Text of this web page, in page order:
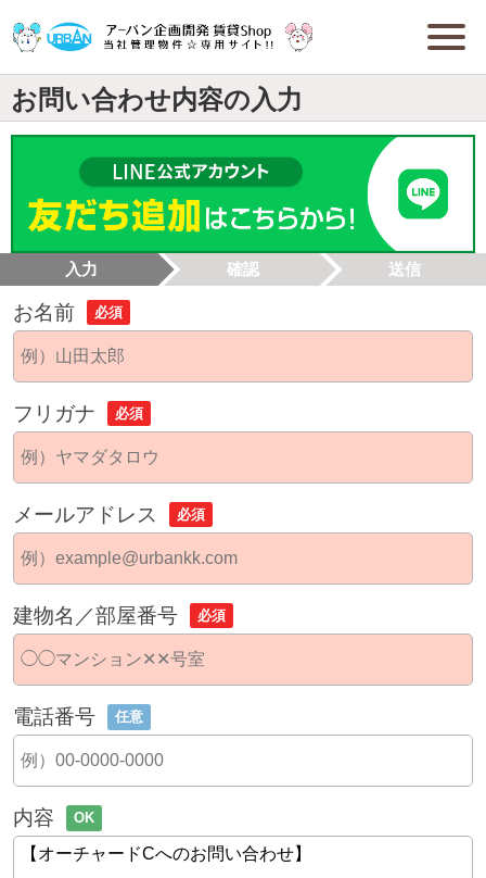
お問い合わせ内容の入力
入力 確認 送信
お名前 必須
フリガナ 必須
メールアドレス 必須
建物名／部屋番号 必須
電話番号 任意
内容 OK